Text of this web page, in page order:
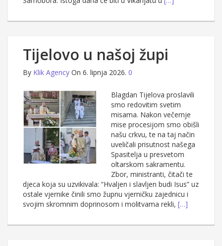
Tijelovo u našoj župi
By Klik Agency On 6. lipnja 2026. 0
Blagdan Tijelova proslavili
smo redovitim svetim
misama. Nakon večernje
mise procesijom smo obišli
našu crkvu, te na taj način
uveličali prisutnost našega
Spasitelja u presvetom
oltarskom sakramentu.
Zbor, ministranti, čitači te
djeca koja su uzvikivala: “Hvaljen i slavljen budi Isus” uz
ostale vjernike činili smo župnu vjerničku zajednicu i
svojim skromnim doprinosom i molitvama rekli, […]